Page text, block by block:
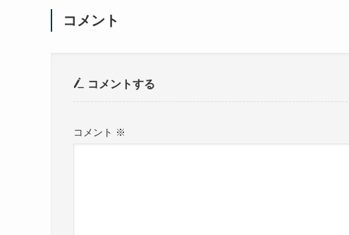
コメント
コメントする
コメント ※